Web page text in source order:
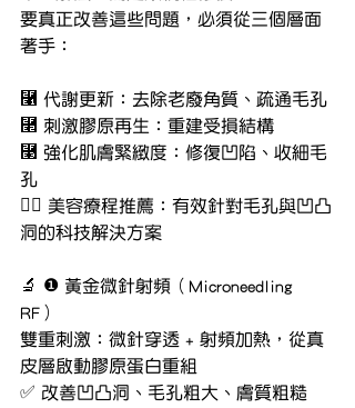
要真正改善這些問題，必須從三個層面
著手：
⿡ 代謝更新：去除老廢角質、疏通毛孔
⿢ 刺激膠原再生：重建受損結構
⿣ 強化肌膚緊緻度：修復凹陷、收細毛
孔
🧖‍♀ 美容療程推薦：有效針對毛孔與凹凸
洞的科技解決方案
🔬 ❶ 黃金微針射頻（Microneedling
RF）
雙重刺激：微針穿透 + 射頻加熱，從真
皮層啟動膠原蛋白重組
✅ 改善凹凸洞、毛孔粗大、膚質粗糙